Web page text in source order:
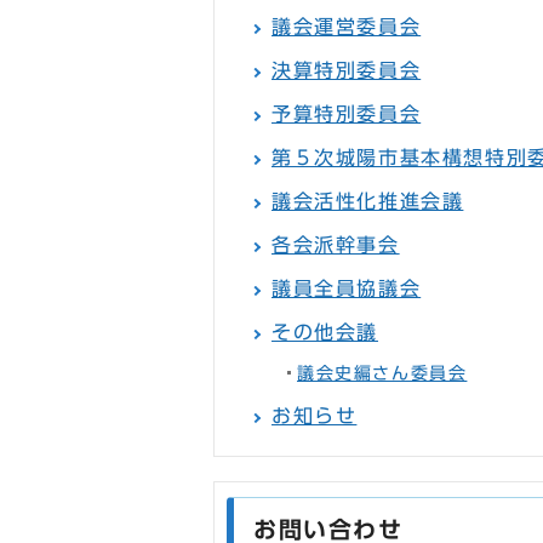
議会運営委員会
決算特別委員会
予算特別委員会
第５次城陽市基本構想特別
議会活性化推進会議
各会派幹事会
議員全員協議会
その他会議
議会史編さん委員会
お知らせ
お問い合わせ